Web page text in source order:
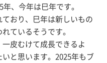
年、今年は巳年です。
おり、巳年は新しいもの
ているそうです。
皮むけて成長できるよ
と思います。 2025年もブ